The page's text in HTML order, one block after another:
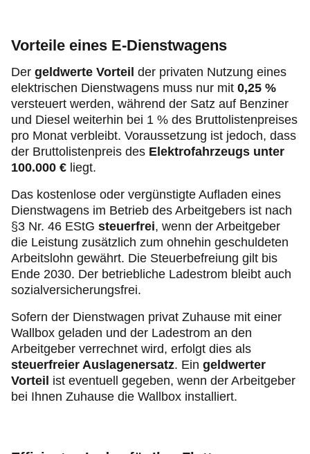
Vorteile eines E-Dienstwagens
Der geldwerte Vorteil der privaten Nutzung eines
elektrischen Dienstwagens muss nur mit 0,25 %
versteuert werden, während der Satz auf Benziner
und Diesel weiterhin bei 1 % des Bruttolistenpreises
pro Monat verbleibt. Voraussetzung ist jedoch, dass
der Bruttolistenpreis des Elektrofahrzeugs unter
100.000 € liegt.
Das kostenlose oder vergünstigte Aufladen eines
Dienstwagens im Betrieb des Arbeitgebers ist nach
§3 Nr. 46 EStG steuerfrei, wenn der Arbeitgeber
die Leistung zusätzlich zum ohnehin geschuldeten
Arbeitslohn gewährt. Die Steuerbefreiung gilt bis
Ende 2030. Der betriebliche Ladestrom bleibt auch
sozialversicherungsfrei.
Sofern der Dienstwagen privat Zuhause mit einer
Wallbox geladen und der Ladestrom an den
Arbeitgeber verrechnet wird, erfolgt dies als
steuerfreier Auslagenersatz. Ein geldwerter
Vorteil ist eventuell gegeben, wenn der Arbeitgeber
bei Ihnen Zuhause die Wallbox installiert.